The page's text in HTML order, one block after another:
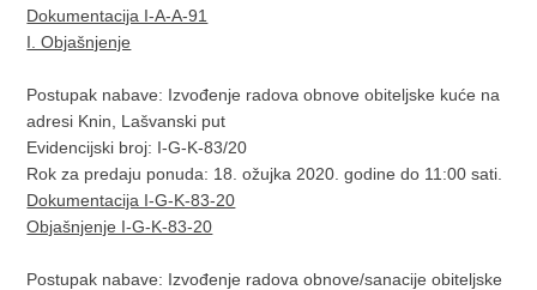
Dokumentacija I-A-A-91
I. Objašnjenje
Postupak nabave: Izvođenje radova obnove obiteljske kuće na
adresi Knin, Lašvanski put
Evidencijski broj: I-G-K-83/20
Rok za predaju ponuda: 18. ožujka 2020. godine do 11:00 sati.
Dokumentacija I-G-K-83-20
Objašnjenje I-G-K-83-20
Postupak nabave: Izvođenje radova obnove/sanacije obiteljske